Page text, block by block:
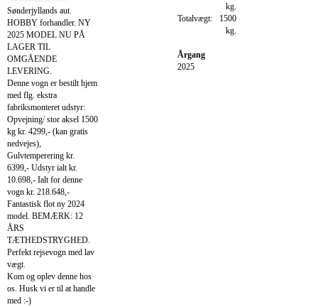
Sønderjyllands aut.
HOBBY forhandler. NY
2025 MODEL NU PÅ
LAGER TIL
OMGÅENDE
LEVERING.
Denne vogn er bestilt hjem
med flg. ekstra
fabriksmonteret udstyr:
Opvejning/ stor aksel 1500
kg kr. 4299,- (kan gratis
nedvejes),
Gulvtemperering kr.
6399,- Udstyr ialt kr.
10.698,- Ialt for denne
vogn kr. 218.648,-
Fantastisk flot ny 2024
model. BEMÆRK: 12
ÅRS
TÆTHEDSTRYGHED.
Perfekt rejsevogn med lav
vægt.
Kom og oplev denne hos
os. Husk vi er til at handle
med :-)
kg.
Totalvægt:
1500
kg.
Årgang
2025